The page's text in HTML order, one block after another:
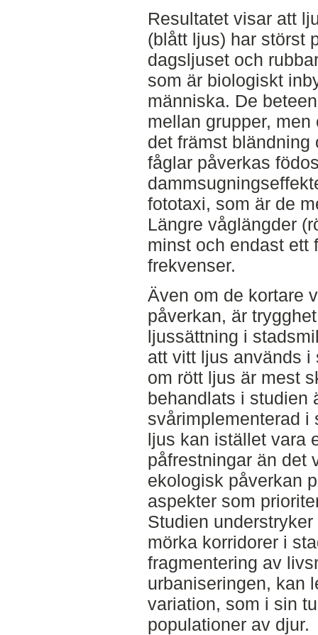
Resultatet visar att
(blått ljus) har störst
dagsljuset och
som är biologiskt
människa. De
mellan grupper,
det främst
fåglar påverkas
fototaxi, som är de
Längre våglängder
minst och endast ett
frekvenser.
Även om de kortare
påverkan, är
ljussättning i
att vitt ljus används i
om rött ljus är mest
behandlats i studien
svårimplementerad i
ljus kan istället vara
påfrestningar än det
ekologisk påverkan
aspekter som
Studien
mörka korridorer i
fragmentering av
urbaniseringen, kan
variation, som i sin
populationer av djur.